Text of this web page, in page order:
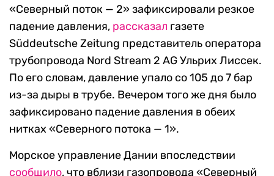
«Северный поток — 2» зафиксировали резкое
падение давления, рассказал газете
Süddeutsche Zeitung представитель оператора
трубопровода Nord Stream 2 AG Ульрих Лиссек.
По его словам, давление упало со 105 до 7 бар
из-за дыры в трубе. Вечером того же дня было
зафиксировано падение давления в обеих
нитках «Северного потока — 1».
Морское управление Дании впоследствии
сообщило, что вблизи газопровода «Северный